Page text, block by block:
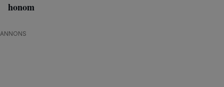
honom
ANNONS